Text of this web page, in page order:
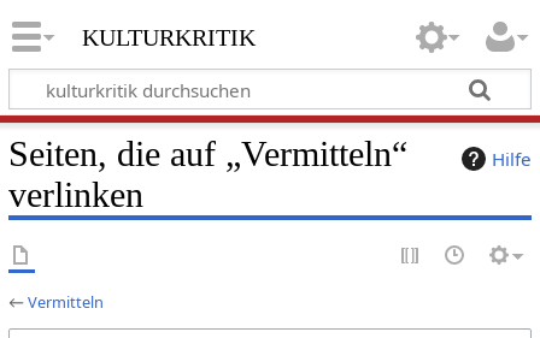
kulturkritik
Hilfe
Seiten, die auf „Vermitteln“
verlinken
←Vermitteln